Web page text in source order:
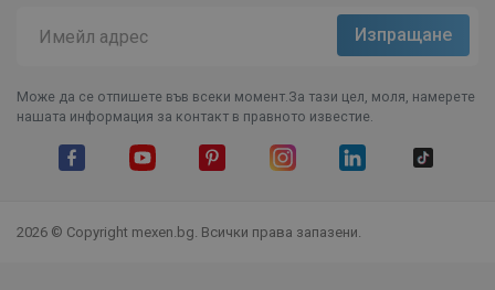
Може да се отпишете във всеки момент.За тази цел, моля, намерете
нашата информация за контакт в правното известие.
2026 © Copyright mexen.bg. Всички права запазени.